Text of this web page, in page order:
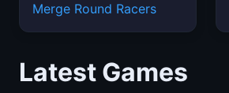
Merge Round Racers
Latest Games